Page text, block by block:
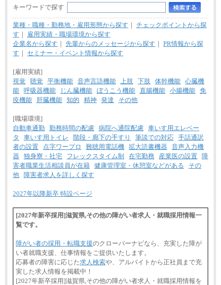
キーワードで探す
業種・職種・勤務地・雇用形態から探す ｜ チェックポイントから探
す ｜
雇用実績・職場環境から探す
企業名から探す ｜ 先輩からのメッセージから探す ｜ PR情報から探
す ｜ セミナー・イベント情報から探す
[雇用実績]
視覚
聴覚 平衡機能 音声言語機能 上肢 下肢 体幹機能 心臓機
能 呼吸器機能 じん臓機能 ぼうこう機能 直腸機能 小腸機能 免
疫機能
肝臓機能 知的 精神 発達 その他
[職場環境]
自動車通勤
勤務時間の配慮 病院へ通院配慮 車いす用エレベー
タ
車いす用トイレ 階段・廊下の手すり 筆談での対応 手話通訳
者の設置
点字ワープロ 難聴用電話機 拡大読書機器
音声入力機
器
独身寮・社宅 フレックスタイム制 在宅勤務 産業医の設置
障
害者職業生活相談員が在籍 健康管理室・休憩室などがある
その
他
障害者求人を詳しく探す
2027年以降新卒 特設ページ
[2027年新卒採用]滋賀県,その他の障がい者求人・就職採用情報一
覧です。
障がい者の採用・転職支援のクローバーナビなら、充実した障が
い者就職支援、仕事情報をご提供いたします。
応募者の障害に応じた求人検索や、アルバイトから正社員まで充
実した求人情報を掲載中！
[2027年新卒採用]滋賀県,その他の障がい者求人・就職採用情報を